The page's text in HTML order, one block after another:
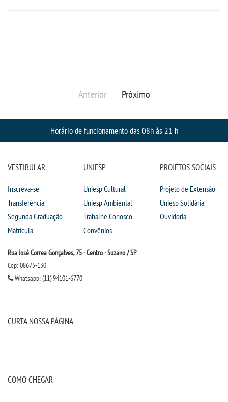
OUVIDORIA
PDI
SEMANA JURÍDICA
Anterior Próximo
Horário de funcionamento das 08h às 21 h
VESTIBULAR
Inscreva-se
Transferência
Segunda Graduação
Matrícula
UNIESP
Uniesp Cultural
Uniesp Ambiental
Trabalhe Conosco
Convênios
PROJETOS SOCIAIS
Projeto de Extensão
Uniesp Solidária
Ouvidoria
Rua José Correa Gonçalves, 75 - Centro - Suzano / SP
Cep: 08675-130
Whatsapp: (11) 94101-6770
CURTA NOSSA PÁGINA
COMO CHEGAR